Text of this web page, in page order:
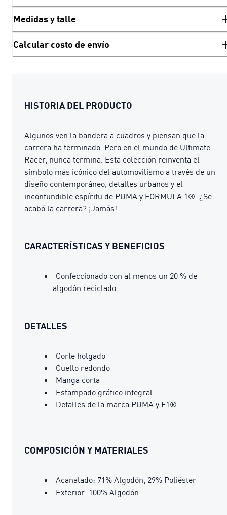
Medidas y talle
Calcular costo de envío
HISTORIA DEL PRODUCTO
Algunos ven la bandera a cuadros y piensan que la
carrera ha terminado. Pero en el mundo de Ultimate
Racer, nunca termina. Esta colección reinventa el
símbolo más icónico del automovilismo a través de un
diseño contemporáneo, detalles urbanos y el
inconfundible espíritu de PUMA y FORMULA 1®. ¿Se
acabó la carrera? ¡Jamás!
CARACTERÍSTICAS Y BENEFICIOS
Confeccionado con al menos un 20 % de
algodón reciclado
DETALLES
Corte holgado
Cuello redondo
Manga corta
Estampado gráfico integral
Detalles de la marca PUMA y F1®
COMPOSICIÓN Y MATERIALES
Acanalado: 71% Algodón, 29% Poliéster
Exterior: 100% Algodón